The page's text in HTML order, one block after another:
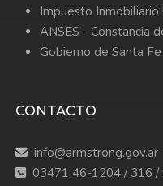
Impuesto Inmobiliario
ANSES - Constancia
Gobierno de Santa
CONTACTO
info@armstrong.gov.ar
03471 46-1204 / 316 /